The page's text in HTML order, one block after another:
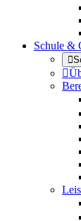
Schule &

